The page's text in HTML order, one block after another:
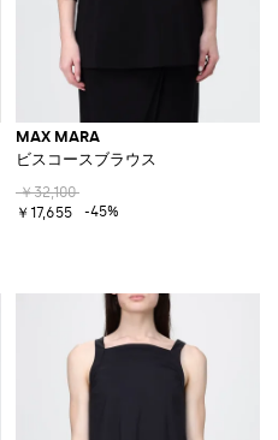
MAX MARA
ビスコースブラウス
￥32,100
￥17,655
-45%